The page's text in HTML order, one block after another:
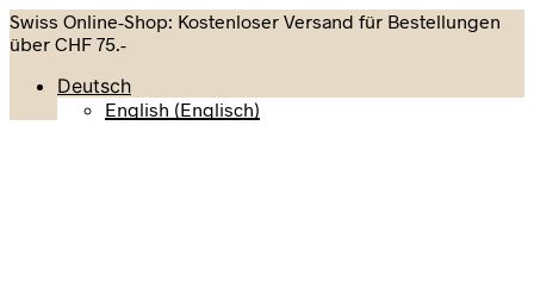
Swiss Online-Shop: Kostenloser Versand für Bestellungen
über CHF 75.-
Deutsch
English (Englisch)